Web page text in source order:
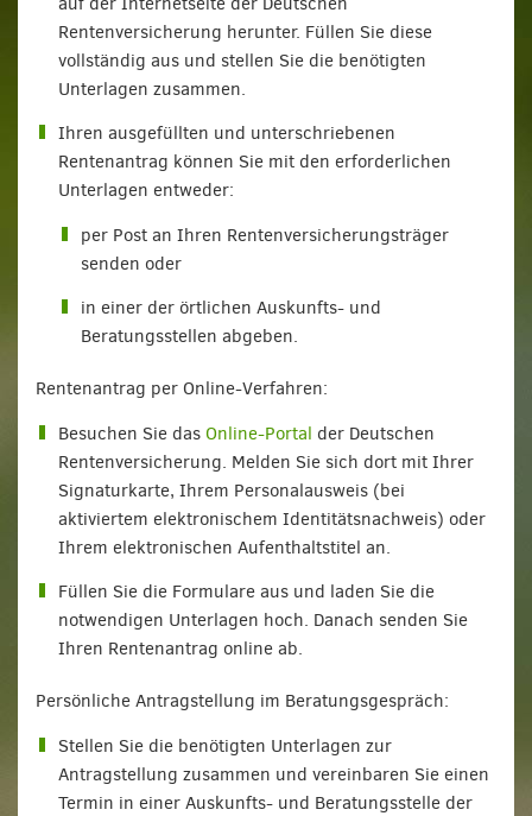
Rentenversicherung herunter. Füllen Sie diese
vollständig aus und stellen Sie die benötigten
Unterlagen zusammen.
Ihren ausgefüllten und unterschriebenen
Rentenantrag können Sie mit den erforderlichen
Unterlagen entweder:
per Post an Ihren Rentenversicherungsträger
senden oder
in einer der örtlichen Auskunfts- und
Beratungsstellen abgeben.
Rentenantrag per Online-Verfahren:
Besuchen Sie das Online-Portal der Deutschen
Rentenversicherung. Melden Sie sich dort mit Ihrer
Signaturkarte, Ihrem Personalausweis (bei
aktiviertem elektronischem Identitätsnachweis) oder
Ihrem elektronischen Aufenthaltstitel an.
Füllen Sie die Formulare aus und laden Sie die
notwendigen Unterlagen hoch. Danach senden Sie
Ihren Rentenantrag online ab.
Persönliche Antragstellung im Beratungsgespräch:
Stellen Sie die benötigten Unterlagen zur
Antragstellung zusammen und vereinbaren Sie einen
Termin in einer Auskunfts- und Beratungsstelle der